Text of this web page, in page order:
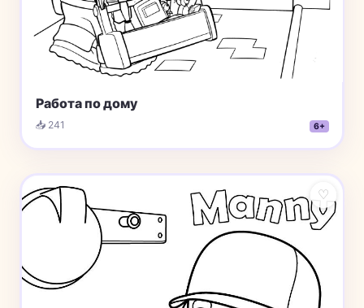
Работа по дому
📥 241 6+
♡